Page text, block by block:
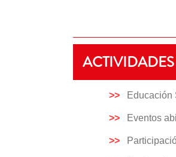
>> Educación
>> Eventos
>>